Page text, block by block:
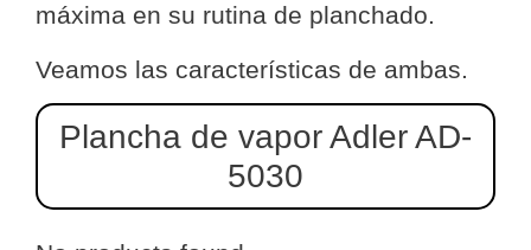
máxima en su rutina de planchado.
Veamos las características de ambas.
Plancha de vapor Adler AD-
5030